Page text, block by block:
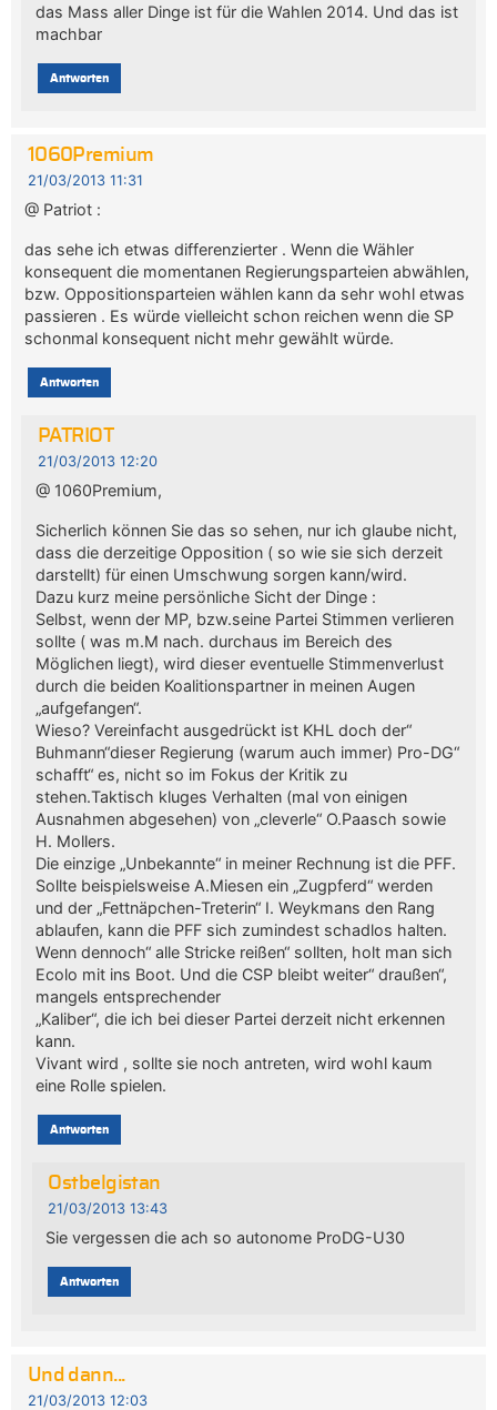
das Mass aller Dinge ist für die Wahlen 2014. Und das ist
machbar
Antworten
1060Premium
21/03/2013 11:31
@ Patriot :
das sehe ich etwas differenzierter . Wenn die Wähler
konsequent die momentanen Regierungsparteien abwählen,
bzw. Oppositionsparteien wählen kann da sehr wohl etwas
passieren . Es würde vielleicht schon reichen wenn die SP
schonmal konsequent nicht mehr gewählt würde.
Antworten
PATRIOT
21/03/2013 12:20
@ 1060Premium,
Sicherlich können Sie das so sehen, nur ich glaube nicht,
dass die derzeitige Opposition ( so wie sie sich derzeit
darstellt) für einen Umschwung sorgen kann/wird.
Dazu kurz meine persönliche Sicht der Dinge :
Selbst, wenn der MP, bzw.seine Partei Stimmen verlieren
sollte ( was m.M nach. durchaus im Bereich des
Möglichen liegt), wird dieser eventuelle Stimmenverlust
durch die beiden Koalitionspartner in meinen Augen
„aufgefangen“.
Wieso? Vereinfacht ausgedrückt ist KHL doch der“
Buhmann“dieser Regierung (warum auch immer) Pro-DG“
schafft“ es, nicht so im Fokus der Kritik zu
stehen.Taktisch kluges Verhalten (mal von einigen
Ausnahmen abgesehen) von „cleverle“ O.Paasch sowie
H. Mollers.
Die einzige „Unbekannte“ in meiner Rechnung ist die PFF.
Sollte beispielsweise A.Miesen ein „Zugpferd“ werden
und der „Fettnäpchen-Treterin“ I. Weykmans den Rang
ablaufen, kann die PFF sich zumindest schadlos halten.
Wenn dennoch“ alle Stricke reißen“ sollten, holt man sich
Ecolo mit ins Boot. Und die CSP bleibt weiter“ draußen“,
mangels entsprechender
„Kaliber“, die ich bei dieser Partei derzeit nicht erkennen
kann.
Vivant wird , sollte sie noch antreten, wird wohl kaum
eine Rolle spielen.
Antworten
Ostbelgistan
21/03/2013 13:43
Sie vergessen die ach so autonome ProDG-U30
Antworten
Und dann...
21/03/2013 12:03